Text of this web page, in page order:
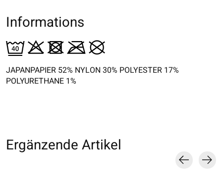
Informations
JAPANPAPIER 52% NYLON 30% POLYESTER 17%
POLYURETHANE 1%
Ergänzende Artikel